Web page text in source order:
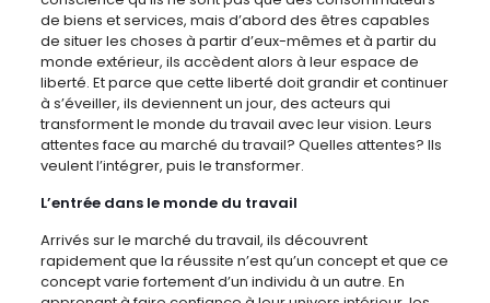
de biens et services, mais d’abord des êtres capables
de situer les choses à partir d’eux-mêmes et à partir du
monde extérieur, ils accèdent alors à leur espace de
liberté. Et parce que cette liberté doit grandir et continuer
à s’éveiller, ils deviennent un jour, des acteurs qui
transforment le monde du travail avec leur vision. Leurs
attentes face au marché du travail? Quelles attentes? Ils
veulent l’intégrer, puis le transformer.
L’entrée dans le monde du travail
Arrivés sur le marché du travail, ils découvrent
rapidement que la réussite n’est qu’un concept et que ce
concept varie fortement d’un individu à un autre. En